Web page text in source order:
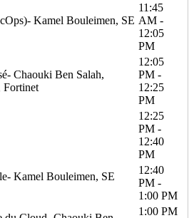
Kamel Bouleimen, SE
11:45
AM -
12:05
PM
Chaouki Ben Salah,
Fortinet
12:05
PM -
12:25
PM
12:25
PM -
12:40
PM
Kamel Bouleimen, SE
12:40
PM -
1:00 PM
1:00 PM